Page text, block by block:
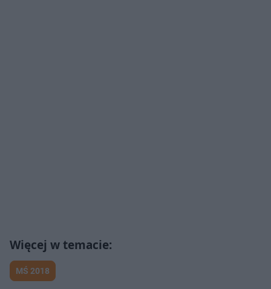
MŚ 2018